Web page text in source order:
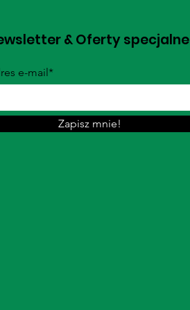
& Oferty specjalne
e-mail*
Zapisz mnie!